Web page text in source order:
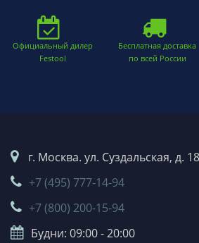
Официальный дилер
Festool
Бесплатная доставка
по всей России
г. Москва. ул. Суздальская, д.
+7 (495) 777-14-94
+7 (800) 200-15-94
Будни: 09:00 - 20:00